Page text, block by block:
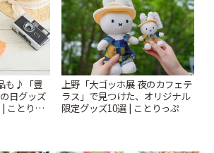
も♪「豊
日グッズ
ことりっ
上野「大ゴッホ展 夜のカフェテ
ラス」で見つけた、オリジナル
限定グッズ10選 | ことりっぷ